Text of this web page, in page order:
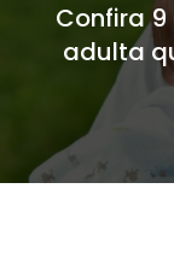
Confira
adulta